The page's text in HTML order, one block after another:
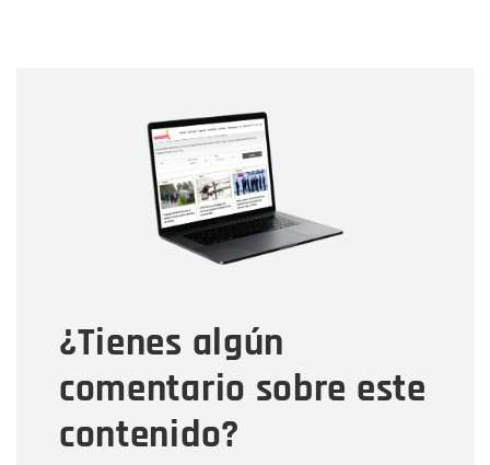
¿Tienes algún
comentario sobre este
contenido?
Correo electrónico
Tipo de comentario
Mensaje